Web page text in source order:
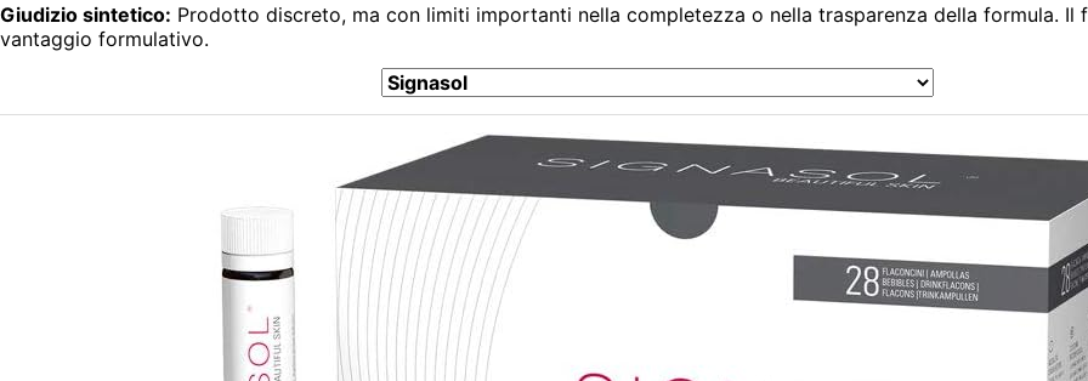
Giudizio sintetico: Prodotto discreto, ma con limiti importanti nella completezza o nella trasparenza della formula.
vantaggio formulativo.